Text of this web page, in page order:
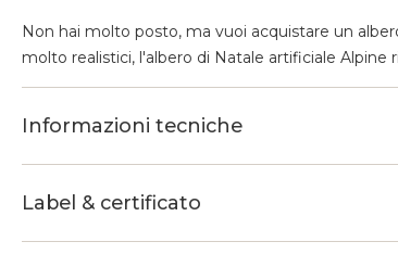
Non hai molto posto, ma vuoi acquistare un
molto realistici, l'albero di Natale artificiale
Informazioni tecniche
Label & certificato